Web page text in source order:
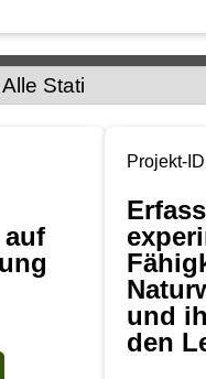
auf
Projekt-
und
den